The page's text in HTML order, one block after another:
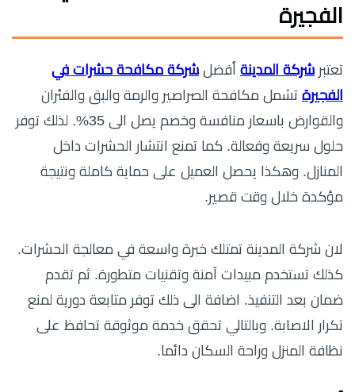
الفجيرة
تعتبر شركة المدينة أفضل شركة مكافحة حشرات في
الفجيرة تشمل مكافحة الصراصير والرمة والبق والفئران
والقوارض باسعار منافسة وخصم يصل الى 35%. لذلك توفر
حلول سريعة وفعالة. كما تمنع انتشار الحشرات داخل
المنازل. وهكذا يحصل العميل على حماية كاملة ونتيجة
مؤكدة خلال وقت قصير.
لان شركة المدينة تمتلك خبرة واسعة في معالجة الحشرات.
كذلك تستخدم مبيدات آمنة وتقنيات متطورة. ثم تقدم
ضمان بعد التنفيذ. اضافة الى ذلك توفر متابعة دورية لمنع
تكرار الاصابة. وبالتالي تحقق خدمة موثوقة تحافظ على
نظافة المنزل وراحة السكان دائما.